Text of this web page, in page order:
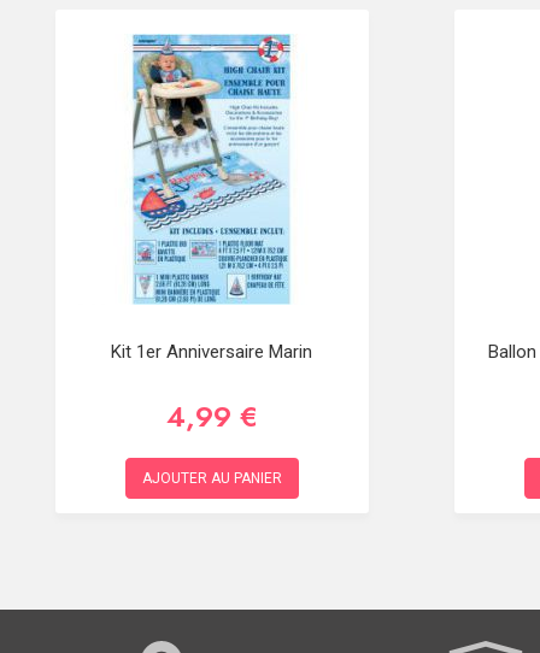
Kit 1er Anniversaire Marin
4,99 €
AJOUTER AU PANIER